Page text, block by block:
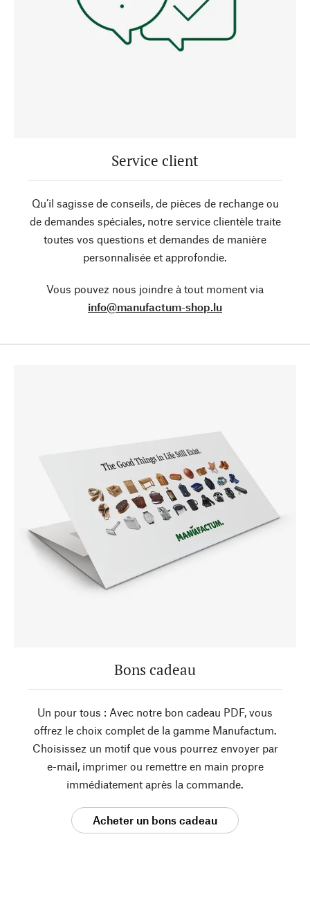
Service client
Qu’il sagisse de conseils, de pièces de rechange ou
de demandes spéciales, notre service clientèle traite
toutes vos questions et demandes de manière
personnalisée et approfondie.
Vous pouvez nous joindre à tout moment via
info@manufactum-shop.lu
Bons cadeau
Un pour tous : Avec notre bon cadeau PDF, vous
offrez le choix complet de la gamme Manufactum.
Choisissez un motif que vous pourrez envoyer par
e-mail, imprimer ou remettre en main propre
immédiatement après la commande.
Acheter un bons cadeau